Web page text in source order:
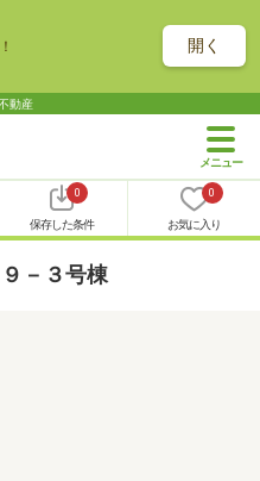
開く
動産
0
保存した条件
0
お気に入り
－３号棟